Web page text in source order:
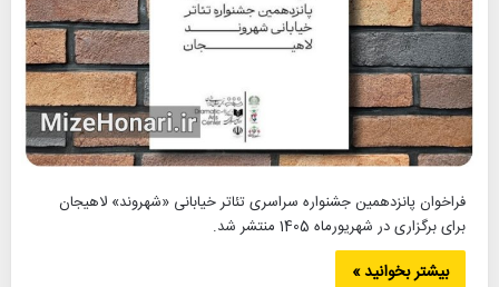
فراخوان پانزدهمین جشنواره سراسری تئاتر خیابانی «شهروند» لاهیجان
برای برگزاری در شهریورماه 1405 منتشر شد.
بیشتر بخوانید »